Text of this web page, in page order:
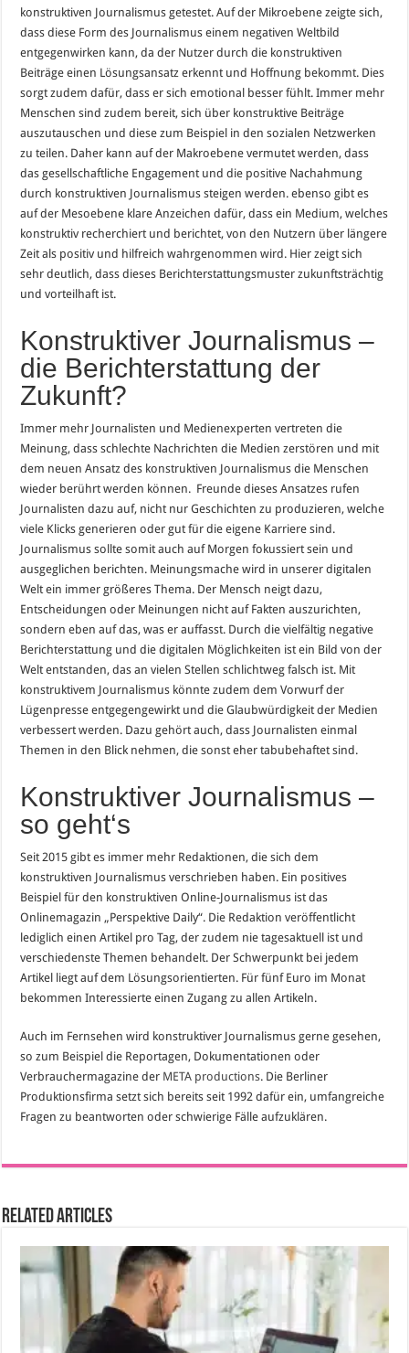
konstruktiven Journalismus getestet. Auf der Mikroebene zeigte sich,
dass diese Form des Journalismus einem negativen Weltbild
entgegenwirken kann, da der Nutzer durch die konstruktiven
Beiträge einen Lösungsansatz erkennt und Hoffnung bekommt. Dies
sorgt zudem dafür, dass er sich emotional besser fühlt. Immer mehr
Menschen sind zudem bereit, sich über konstruktive Beiträge
auszutauschen und diese zum Beispiel in den sozialen Netzwerken
zu teilen. Daher kann auf der Makroebene vermutet werden, dass
das gesellschaftliche Engagement und die positive Nachahmung
durch konstruktiven Journalismus steigen werden. ebenso gibt es
auf der Mesoebene klare Anzeichen dafür, dass ein Medium, welches
konstruktiv recherchiert und berichtet, von den Nutzern über längere
Zeit als positiv und hilfreich wahrgenommen wird. Hier zeigt sich
sehr deutlich, dass dieses Berichterstattungsmuster zukunftsträchtig
und vorteilhaft ist.
Konstruktiver Journalismus –
die Berichterstattung der
Zukunft?
Immer mehr Journalisten und Medienexperten vertreten die
Meinung, dass schlechte Nachrichten die Medien zerstören und mit
dem neuen Ansatz des konstruktiven Journalismus die Menschen
wieder berührt werden können. Freunde dieses Ansatzes rufen
Journalisten dazu auf, nicht nur Geschichten zu produzieren, welche
viele Klicks generieren oder gut für die eigene Karriere sind.
Journalismus sollte somit auch auf Morgen fokussiert sein und
ausgeglichen berichten. Meinungsmache wird in unserer digitalen
Welt ein immer größeres Thema. Der Mensch neigt dazu,
Entscheidungen oder Meinungen nicht auf Fakten auszurichten,
sondern eben auf das, was er auffasst. Durch die vielfältig negative
Berichterstattung und die digitalen Möglichkeiten ist ein Bild von der
Welt entstanden, das an vielen Stellen schlichtweg falsch ist. Mit
konstruktivem Journalismus könnte zudem dem Vorwurf der
Lügenpresse entgegengewirkt und die Glaubwürdigkeit der Medien
verbessert werden. Dazu gehört auch, dass Journalisten einmal
Themen in den Blick nehmen, die sonst eher tabubehaftet sind.
Konstruktiver Journalismus –
so geht‘s
Seit 2015 gibt es immer mehr Redaktionen, die sich dem
konstruktiven Journalismus verschrieben haben. Ein positives
Beispiel für den konstruktiven Online-Journalismus ist das
Onlinemagazin „Perspektive Daily“. Die Redaktion veröffentlicht
lediglich einen Artikel pro Tag, der zudem nie tagesaktuell ist und
verschiedenste Themen behandelt. Der Schwerpunkt bei jedem
Artikel liegt auf dem Lösungsorientierten. Für fünf Euro im Monat
bekommen Interessierte einen Zugang zu allen Artikeln.
Auch im Fernsehen wird konstruktiver Journalismus gerne gesehen,
so zum Beispiel die Reportagen, Dokumentationen oder
Verbrauchermagazine der META productions. Die Berliner
Produktionsfirma setzt sich bereits seit 1992 dafür ein, umfangreiche
Fragen zu beantworten oder schwierige Fälle aufzuklären.
Related Articles